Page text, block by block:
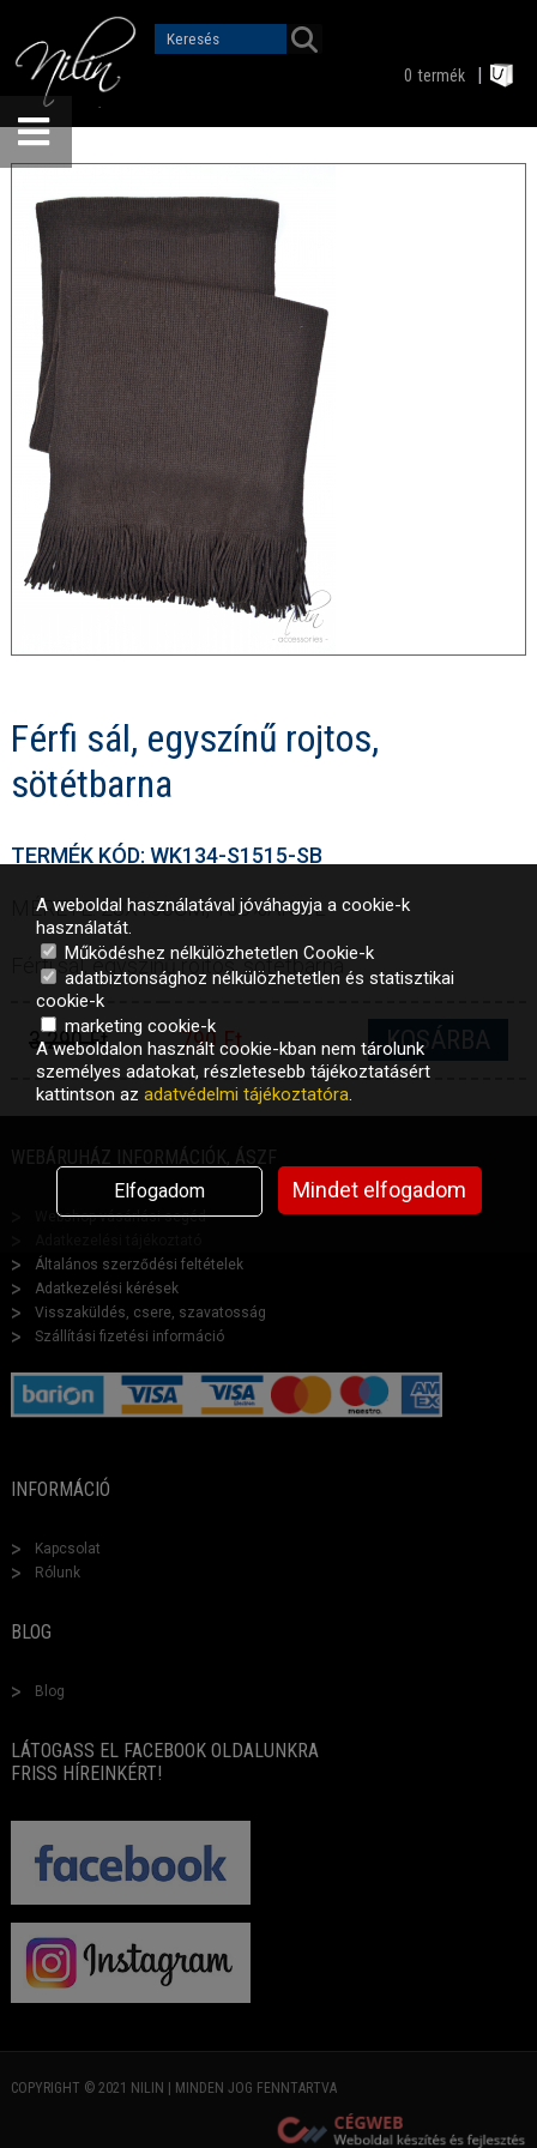
0 termék
Férfi sál, egyszínű rojtos,
sötétbarna
TERMÉK KÓD: WK134-S1515-SB
MÉRETE: 28X160CM, 100%AKRIL
Férfi sál, egyszínű rojtos, sötétbarna
3 290 Ft 790 Ft KOSÁRBA
WEBÁRUHÁZ INFORMÁCIÓK, ÁSZF
Webshop vásárlási segéd
Általános szerződési feltételek
Adatkezelési kérések
Visszaküldés, csere, szavatosság
Szállítási fizetési információ
INFORMÁCIÓ
Kapcsolat
Rólunk
BLOG
Blog
LÁTOGASS EL FACEBOOK OLDALUNKRA
FRISS HÍREINKÉRT!
COPYRIGHT © 2021 NILIN | MINDEN JOG FENNTARTVA
A weboldal használatával jóváhagyja a cookie-k
használatát.
Működéshez nélkülözhetetlen Cookie-k
adatbiztonsághoz nélkülözhetetlen és statisztikai
cookie-k
marketing cookie-k
A weboldalon használt cookie-kban nem tárolunk
személyes adatokat, részletesebb tájékoztatásért
kattintson az adatvédelmi tájékoztatóra.
Elfogadom Mindet elfogadom